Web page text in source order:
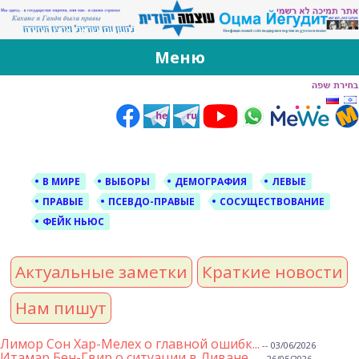
За Оцма Йегудит
עוצמה יהודית ברוסית ובעברית
Меню
В МИРЕ ВЫБОРЫ ДЕМОГРАФИЯ
ЛЕВЫЕ
ПРАВЫЕ
ПСЕВДО-ПРАВЫЕ
СОСУЩЕСТВОВАНИЕ
ФЕЙК НЬЮС
Актуальные заметки
Краткие новости
Нам пишут
Лимор Сон Хар-Мелех о главной ошибк... -- 03/06/2026